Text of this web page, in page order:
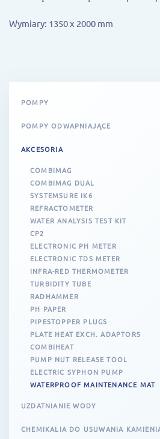
Wymiary: 1350 x 2000 mm
POMPY
POMPY ODWAPNIAJĄCE
AKCESORIA
COMBIMAG
COMBIMAG DUAL
SYSTEMSURE IK6
REFRACTOMETER
WATER ANALYSIS TEST KIT
CP2
ELECTRONIC PH METER
ELECTRONIC TDS METER
INFRA-RED THERMOMETER
TURBIDITY TUBE
RADHAMMER
PH PAPER
PIPESTOPPER PLUGS
PLATE HEAT EXCH. ADAPTORS
COMBIHEAT
PUMP NUT RELEASE TOOL
ELECTRIC SYPHON PUMP
WATERPROOF MAINTENANCE MAT
UZDATNIANIE WODY
CHEMIKALIA DO USUWANIA